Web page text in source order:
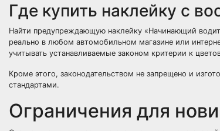
Где купить наклейку с
Найти предупреждающую наклейку «Начинающий
реально в любом автомобильном магазине или
учитывать устанавливаемые законом критерии к
Кроме этого, законодательством не запрещено и
стандартами.
Ограничения для